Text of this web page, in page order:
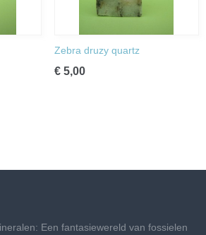
Zebra druzy quartz
€ 5,00
Een fantasiewereld van fossielen